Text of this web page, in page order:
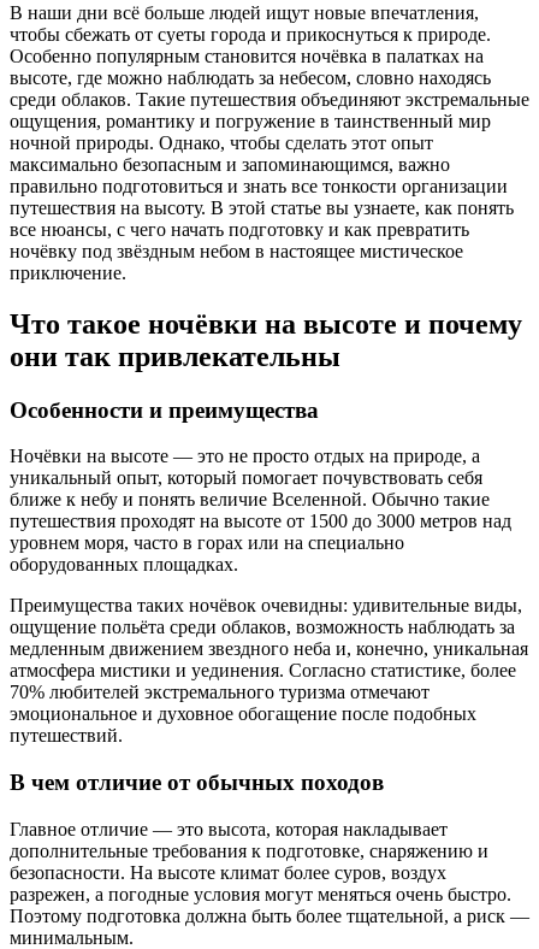
В наши дни всё больше людей ищут новые впечатления,
чтобы сбежать от суеты города и прикоснуться к природе.
Особенно популярным становится ночёвка в палатках на
высоте, где можно наблюдать за небесом, словно находясь
среди облаков. Такие путешествия объединяют экстремальные
ощущения, романтику и погружение в таинственный мир
ночной природы. Однако, чтобы сделать этот опыт
максимально безопасным и запоминающимся, важно
правильно подготовиться и знать все тонкости организации
путешествия на высоту. В этой статье вы узнаете, как понять
все нюансы, с чего начать подготовку и как превратить
ночёвку под звёздным небом в настоящее мистическое
приключение.
Что такое ночёвки на высоте и почему
они так привлекательны
Особенности и преимущества
Ночёвки на высоте — это не просто отдых на природе, а
уникальный опыт, который помогает почувствовать себя
ближе к небу и понять величие Вселенной. Обычно такие
путешествия проходят на высоте от 1500 до 3000 метров над
уровнем моря, часто в горах или на специально
оборудованных площадках.
Преимущества таких ночёвок очевидны: удивительные виды,
ощущение польёта среди облаков, возможность наблюдать за
медленным движением звездного неба и, конечно, уникальная
атмосфера мистики и уединения. Согласно статистике, более
70% любителей экстремального туризма отмечают
эмоциональное и духовное обогащение после подобных
путешествий.
В чем отличие от обычных походов
Главное отличие — это высота, которая накладывает
дополнительные требования к подготовке, снаряжению и
безопасности. На высоте климат более суров, воздух
разрежен, а погодные условия могут меняться очень быстро.
Поэтому подготовка должна быть более тщательной, а риск —
минимальным.